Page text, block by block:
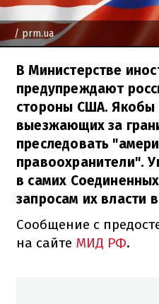
/ prm.ua
В Министерстве
предупреждают
стороны США. Якобы
выезжающих за
преследовать
правоохранители".
в самих
запросам их власти
Сообщение с
на сайте МИД РФ.